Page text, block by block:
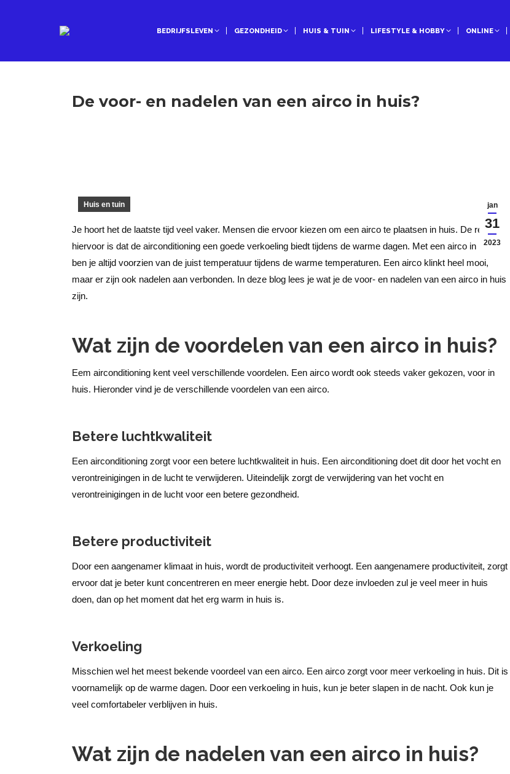
BEDRIJFSLEVEN GEZONDHEID HUIS & TUIN LIFESTYLE & HOBBY ONLINE
De voor- en nadelen van een airco in huis?
jan
31
2023
Huis en tuin
Je hoort het de laatste tijd veel vaker. Mensen die ervoor kiezen om een airco te plaatsen in huis. De reden
hiervoor is dat de airconditioning een goede verkoeling biedt tijdens de warme dagen. Met een airco in huis
ben je altijd voorzien van de juist temperatuur tijdens de warme temperaturen. Een airco klinkt heel mooi,
maar er zijn ook nadelen aan verbonden. In deze blog lees je wat je de voor- en nadelen van een airco in huis
zijn.
Wat zijn de voordelen van een airco in huis?
Eem airconditioning kent veel verschillende voordelen. Een airco wordt ook steeds vaker gekozen, voor in
huis. Hieronder vind je de verschillende voordelen van een airco.
Betere luchtkwaliteit
Een airconditioning zorgt voor een betere luchtkwaliteit in huis. Een airconditioning doet dit door het vocht en
verontreinigingen in de lucht te verwijderen. Uiteindelijk zorgt de verwijdering van het vocht en
verontreinigingen in de lucht voor een betere gezondheid.
Betere productiviteit
Door een aangenamer klimaat in huis, wordt de productiviteit verhoogt. Een aangenamere productiviteit, zorgt
ervoor dat je beter kunt concentreren en meer energie hebt. Door deze invloeden zul je veel meer in huis
doen, dan op het moment dat het erg warm in huis is.
Verkoeling
Misschien wel het meest bekende voordeel van een airco. Een airco zorgt voor meer verkoeling in huis. Dit is
voornamelijk op de warme dagen. Door een verkoeling in huis, kun je beter slapen in de nacht. Ook kun je
veel comfortabeler verblijven in huis.
Wat zijn de nadelen van een airco in huis?